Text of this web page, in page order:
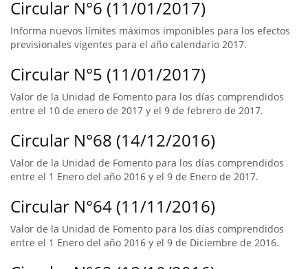
Circular N°6 (11/01/2017)
Informa nuevos límites máximos imponibles para los efectos
previsionales vigentes para el año calendario 2017.
Circular N°5 (11/01/2017)
Valor de la Unidad de Fomento para los días comprendidos
entre el 10 de enero de 2017 y el 9 de febrero de 2017.
Circular N°68 (14/12/2016)
Valor de la Unidad de Fomento para los días comprendidos
entre el 1 Enero del año 2016 y el 9 de Enero de 2017.
Circular N°64 (11/11/2016)
Valor de la Unidad de Fomento para los días comprendidos
entre el 1 Enero del año 2016 y el 9 de Diciembre de 2016.